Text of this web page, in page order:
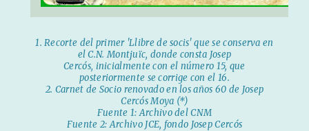
1. Recorte del primer 'Llibre de socis' que se conserva en
el C.N. Montjuïc, donde consta Josep
Cercós, inicialmente con el número 15, que
posteriormente se corrige con el 16.
2. Carnet de Socio renovado en los años 60 de Josep
Cercós Moya (*)
Fuente 1: Archivo del CNM
Fuente 2: Archivo JCE, fondo Josep Cercós